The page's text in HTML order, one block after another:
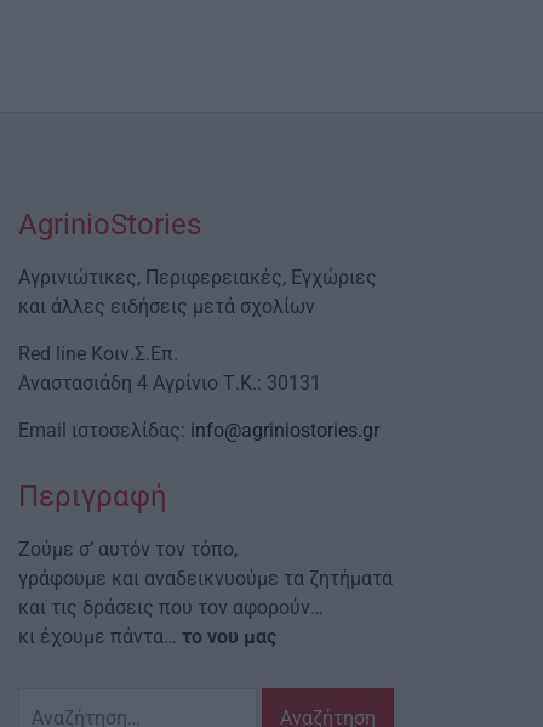
AgrinioStories
Αγρινιώτικες, Περιφερειακές, Εγχώριες
και άλλες ειδήσεις μετά σχολίων
Red line Κοιν.Σ.Επ.
Αναστασιάδη 4 Αγρίνιο Τ.Κ.: 30131
Email ιστοσελίδας: info@agriniostories.gr
Περιγραφή
Ζούμε σ’ αυτόν τον τόπο,
γράφουμε και αναδεικνυούμε τα ζητήματα
και τις δράσεις που τον αφορούν…
κι έχουμε πάντα… το νου μας